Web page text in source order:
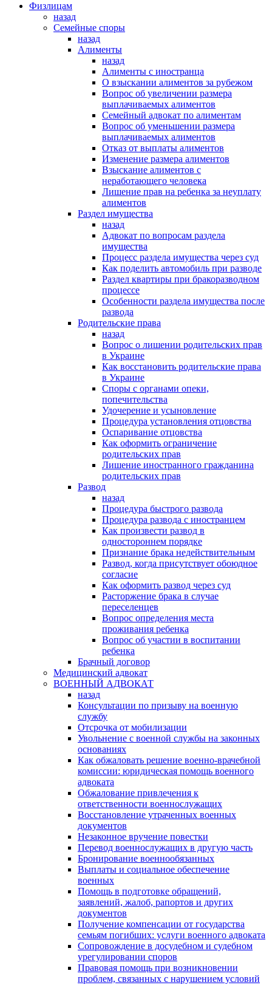
Физлицам
назад
Семейные споры
назад
Алименты
назад
Алименты с иностранца
О взыскании алиментов за рубежом
Вопрос об увеличении размера
выплачиваемых алиментов
Семейный адвокат по алиментам
Вопрос об уменьшении размера
выплачиваемых алиментов
Отказ от выплаты алиментов
Изменение размера алиментов
Взыскание алиментов с
неработающего человека
Лишение прав на ребенка за неуплату
алиментов
Раздел имущества
назад
Адвокат по вопросам раздела
имущества
Процесс раздела имущества через суд
Как поделить автомобиль при разводе
Раздел квартиры при бракоразводном
процессе
Особенности раздела имущества после
развода
Родительские права
назад
Вопрос о лишении родительских прав
в Украине
Как восстановить родительские права
в Украине
Споры с органами опеки,
попечительства
Удочерение и усыновление
Процедура установления отцовства
Оспаривание отцовства
Как оформить ограничение
родительских прав
Лишение иностранного гражданина
родительских прав
Развод
назад
Процедура быстрого развода
Процедура развода с иностранцем
Как произвести развод в
одностороннем порядке
Признание брака недействительным
Развод, когда присутствует обоюдное
согласие
Как оформить развод через суд
Расторжение брака в случае
переселенцев
Вопрос определения места
проживания ребенка
Вопрос об участии в воспитании
ребенка
Брачный договор
Медицинский адвокат
ВОЕННЫЙ АДВОКАТ
назад
Консультации по призыву на военную
службу
Отсрочка от мобилизации
Увольнение с военной службы на законных
основаниях
Как обжаловать решение военно-врачебной
комиссии: юридическая помощь военного
адвоката
Обжалование привлечения к
ответственности военнослужащих
Восстановление утраченных военных
документов
Незаконное вручение повестки
Перевод военнослужащих в другую часть
Бронирование военнообязанных
Выплаты и социальное обеспечение
военных
Помощь в подготовке обращений,
заявлений, жалоб, рапортов и других
документов
Получение компенсации от государства
семьям погибших: услуги военного адвоката
Сопровождение в досудебном и судебном
урегулировании споров
Правовая помощь при возникновении
проблем, связанных с нарушением условий